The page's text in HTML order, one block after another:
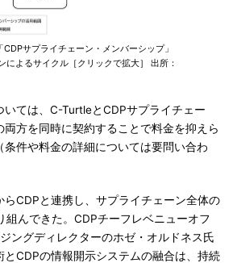
CDPサプライチェーン・メンバーシップ」
によるサイクル［クリックで拡大］ 出所：
ては、C-TurtleとCDPサプライチェー
両方を同時に契約することで料金を抑えら
件や料金の詳細については要問い合わ
CDPと連携し、サプライチェーン全体の
組んできた。CDPチーフレベニューオフ
ングディレクターのホゼ・オルドネス氏
とCDPの情報開示システムの融合は、持続